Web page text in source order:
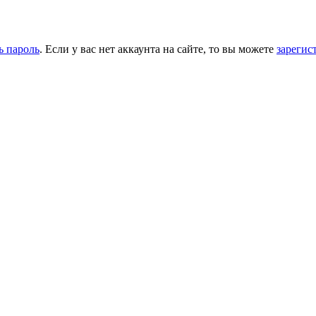
пароль. Если у вас нет аккаунта на сайте, то вы можете